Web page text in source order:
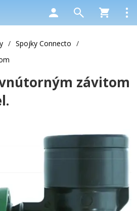
/ Spojky Connecto /
vnútorným závitom